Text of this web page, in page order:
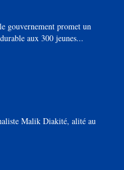
gouvernement promet un
aux 300 jeunes...
Malik Diakité, alité au